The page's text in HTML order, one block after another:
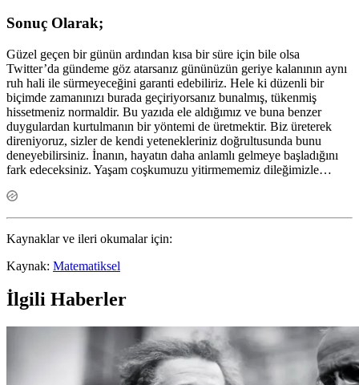
Sonuç Olarak;
Güzel geçen bir günün ardından kısa bir süre için bile olsa
Twitter’da gündeme göz atarsanız gününüzün geriye kalanının aynı
ruh hali ile sürmeyeceğini garanti edebiliriz. Hele ki düzenli bir
biçimde zamanınızı burada geçiriyorsanız bunalmış, tükenmiş
hissetmeniz normaldir. Bu yazıda ele aldığımız ve buna benzer
duygulardan kurtulmanın bir yöntemi de üretmektir. Biz üreterek
direniyoruz, sizler de kendi yetenekleriniz doğrultusunda bunu
deneyebilirsiniz. İnanın, hayatın daha anlamlı gelmeye başladığını
fark edeceksiniz. Yaşam coşkumuzu yitirmememiz dileğimizle…
Kaynaklar ve ileri okumalar için:
Kaynak: Matematiksel
İlgili Haberler